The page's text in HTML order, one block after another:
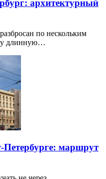
архитектурный
по нескольким
длинную…
маршрут